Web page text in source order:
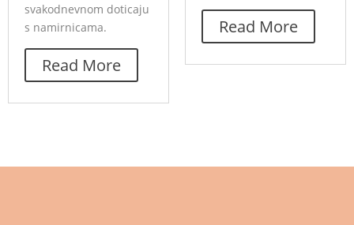
svakodnevnom doticaju
s namirnicama.
Read More
Read More